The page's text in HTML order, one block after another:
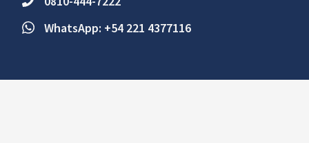
WhatsApp: +54 221 4377116